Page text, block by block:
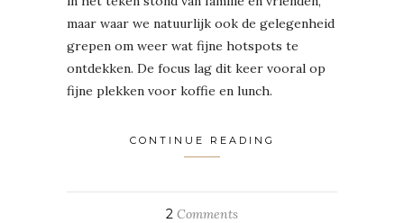
maar waar we natuurlijk ook de gelegenheid
grepen om weer wat fijne hotspots te
ontdekken. De focus lag dit keer vooral op
fijne plekken voor koffie en lunch.
CONTINUE READING
2 Comments